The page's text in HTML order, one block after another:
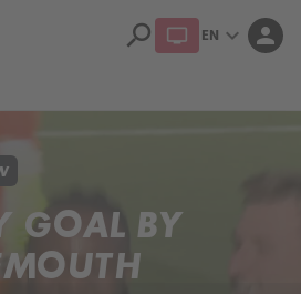
search EN expand_more person
GOAL BY